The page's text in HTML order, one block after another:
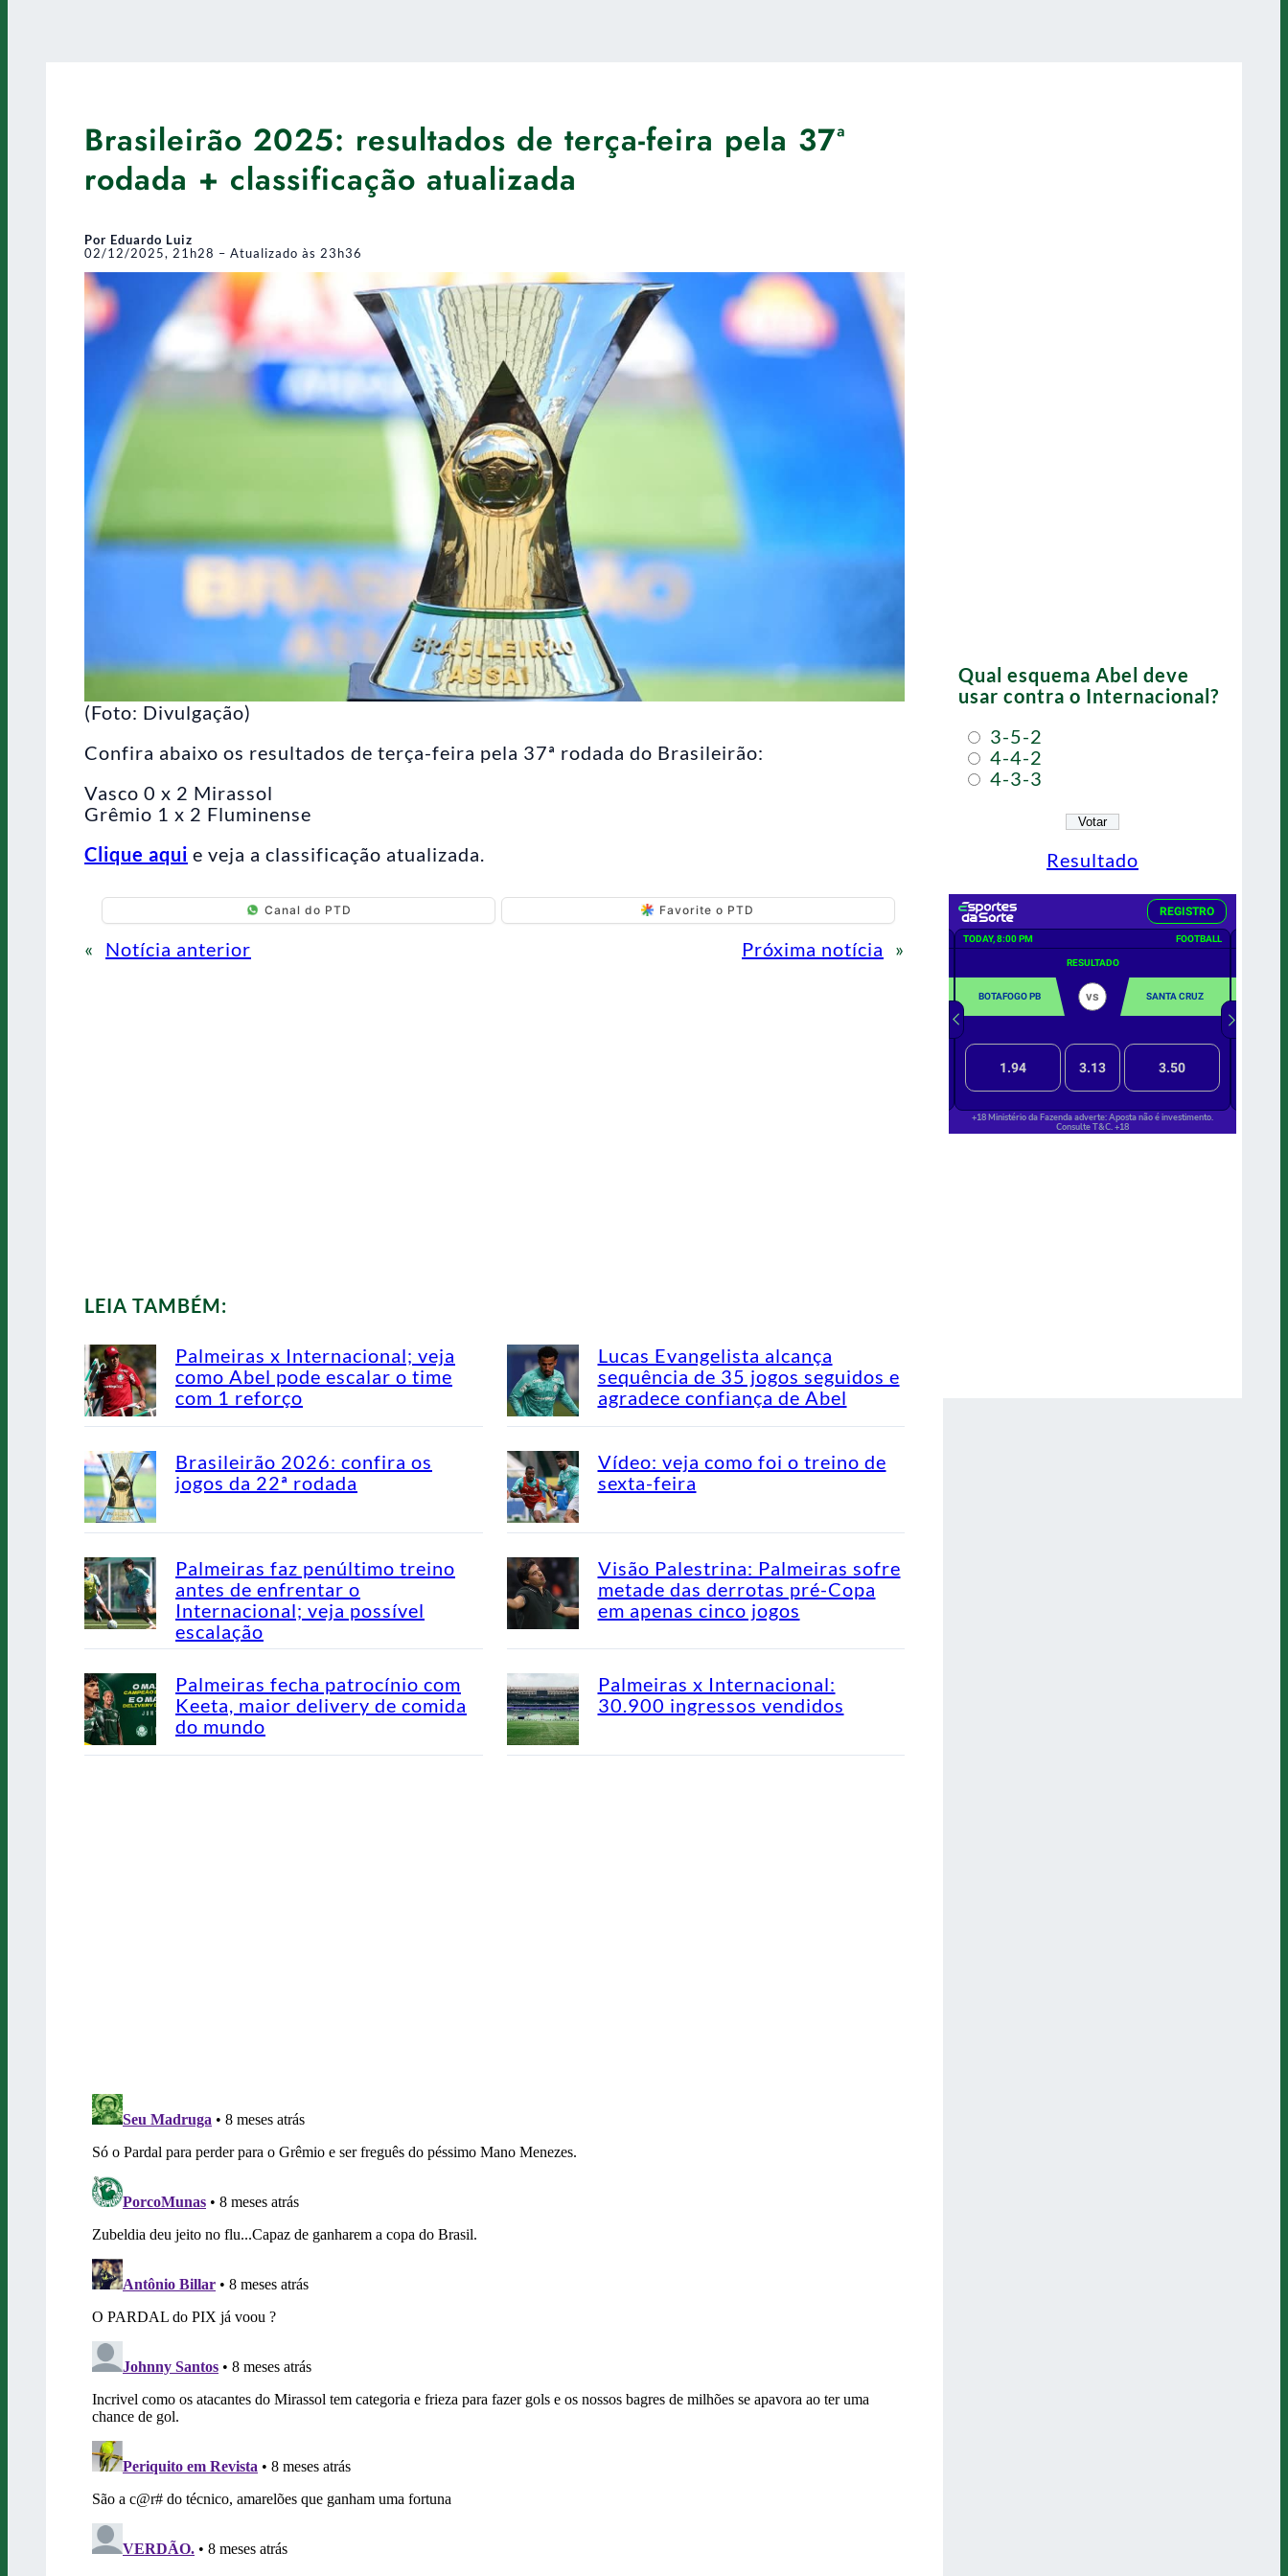
Brasileirão 2025: resultados de terça-feira pela 37ª
rodada + classificação atualizada
Por Eduardo Luiz
02/12/2025, 21h28 – Atualizado às 23h36
(Foto: Divulgação)
Confira abaixo os resultados de terça-feira pela 37ª rodada do Brasileirão:
Vasco 0 x 2 Mirassol
Grêmio 1 x 2 Fluminense
Clique aqui e veja a classificação atualizada.
Canal do PTD Favorite o PTD
« Notícia anterior Próxima notícia »
LEIA TAMBÉM:
Palmeiras x Internacional; veja
como Abel pode escalar o time
com 1 reforço
Lucas Evangelista alcança
sequência de 35 jogos seguidos e
agradece confiança de Abel
Brasileirão 2026: confira os
jogos da 22ª rodada
Vídeo: veja como foi o treino de
sexta-feira
Palmeiras faz penúltimo treino
antes de enfrentar o
Internacional; veja possível
escalação
Visão Palestrina: Palmeiras sofre
metade das derrotas pré-Copa
em apenas cinco jogos
Palmeiras fecha patrocínio com
Keeta, maior delivery de comida
do mundo
Palmeiras x Internacional:
30.900 ingressos vendidos
Qual esquema Abel deve
usar contra o Internacional?
3-5-2
4-4-2
4-3-3
Resultado